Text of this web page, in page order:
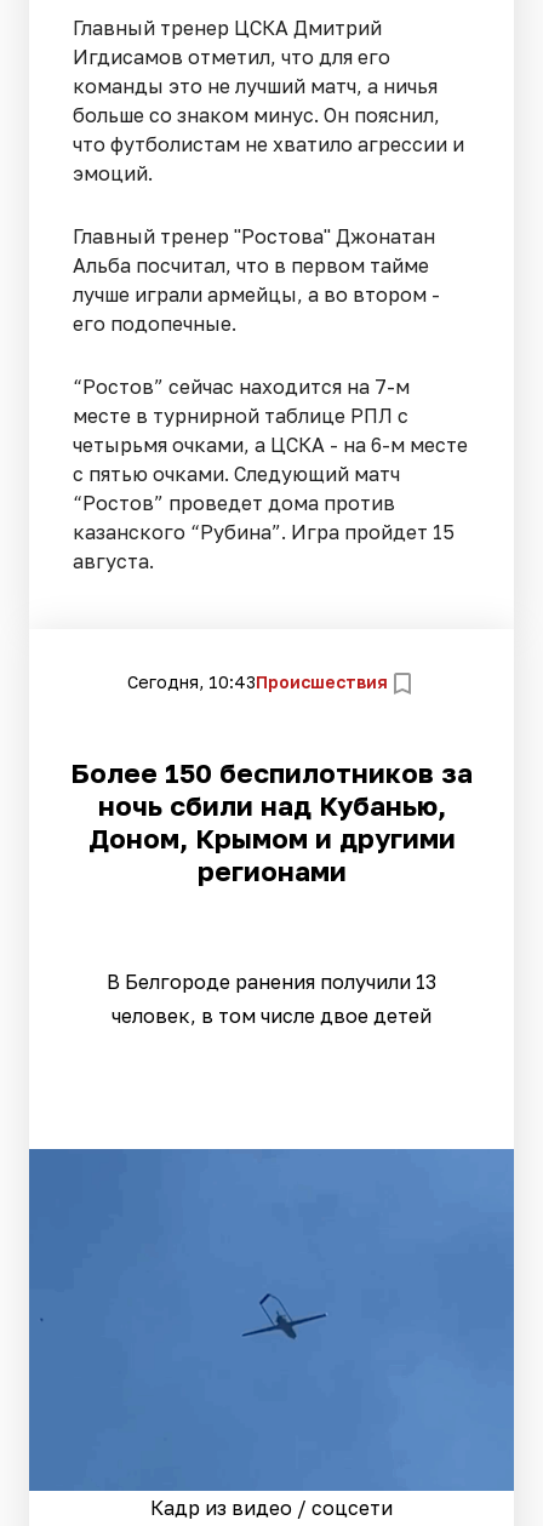
Главный тренер ЦСКА Дмитрий
Игдисамов отметил, что для его
команды это не лучший матч, а ничья
больше со знаком минус. Он пояснил,
что футболистам не хватило агрессии и
эмоций.
Главный тренер "Ростова" Джонатан
Альба посчитал, что в первом тайме
лучше играли армейцы, а во втором -
его подопечные.
“Ростов” сейчас находится на 7-м
месте в турнирной таблице РПЛ с
четырьмя очками, а ЦСКА - на 6-м месте
с пятью очками. Следующий матч
“Ростов” проведет дома против
казанского “Рубина”. Игра пройдет 15
августа.
Сегодня, 10:43Происшествия
Более 150 беспилотников за
ночь сбили над Кубанью,
Доном, Крымом и другими
регионами
В Белгороде ранения получили 13
человек, в том числе двое детей
Кадр из видео / соцсети